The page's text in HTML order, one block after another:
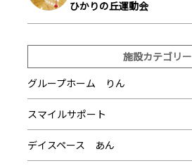
ひかりの丘運動会
施設カテゴリー
グループホーム りん
スマイルサポート
デイスペース あん